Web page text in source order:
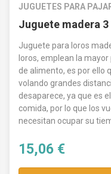
JUGUETES PARA
Juguete madera
Juguete para loros
loros, emplean la
de alimento, es por ello
volando grandes
desaparece, ya que es
comida, por lo que los
necesitan ocupar su
15,06 €